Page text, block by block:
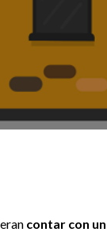
contar con